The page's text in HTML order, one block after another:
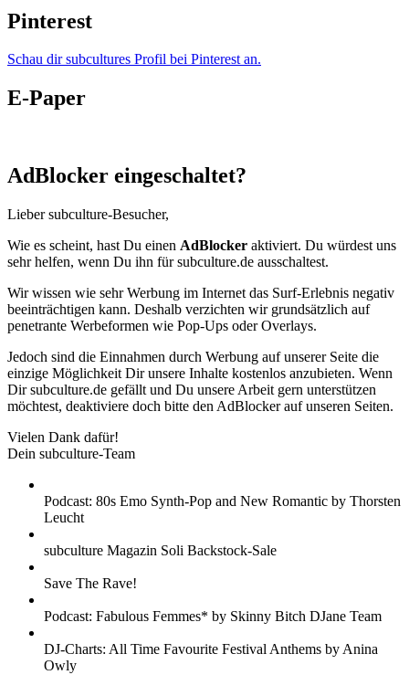
Pinterest
Schau dir subcultures Profil bei Pinterest an.
E-Paper
AdBlocker eingeschaltet?
Lieber subculture-Besucher,
Wie es scheint, hast Du einen AdBlocker aktiviert. Du würdest uns
sehr helfen, wenn Du ihn für subculture.de ausschaltest.
Wir wissen wie sehr Werbung im Internet das Surf-Erlebnis negativ
beeinträchtigen kann. Deshalb verzichten wir grundsätzlich auf
penetrante Werbeformen wie Pop-Ups oder Overlays.
Jedoch sind die Einnahmen durch Werbung auf unserer Seite die
einzige Möglichkeit Dir unsere Inhalte kostenlos anzubieten. Wenn
Dir subculture.de gefällt und Du unsere Arbeit gern unterstützen
möchtest, deaktiviere doch bitte den AdBlocker auf unseren Seiten.
Vielen Dank dafür!
Dein subculture-Team
Podcast: 80s Emo Synth-Pop and New Romantic by Thorsten
Leucht
subculture Magazin Soli Backstock-Sale
Save The Rave!
Podcast: Fabulous Femmes* by Skinny Bitch DJane Team
DJ-Charts: All Time Favourite Festival Anthems by Anina
Owly